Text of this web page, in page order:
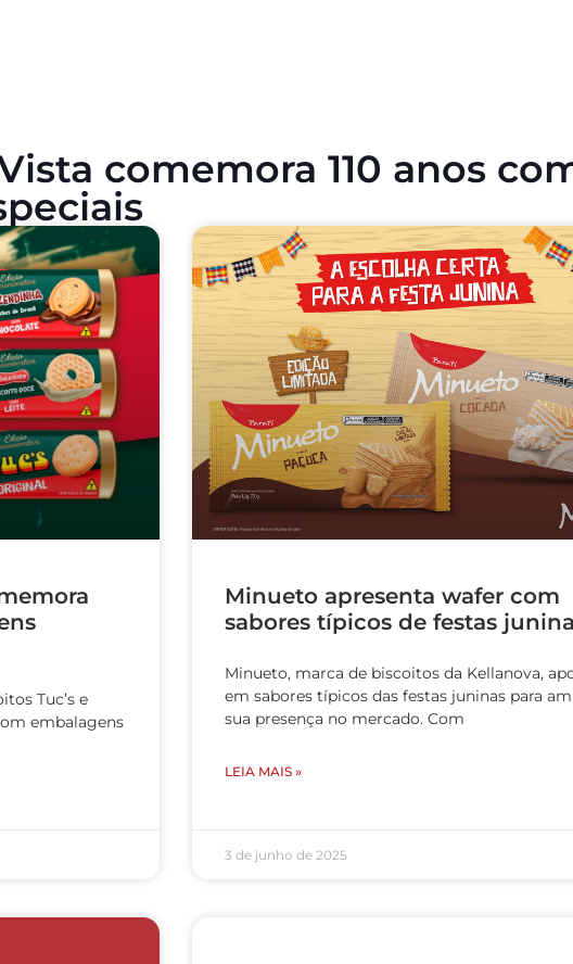
comemora 110 anos
Tuc’s e
embalagens
Minueto apresenta wafer com
sabores típicos de festas
Minueto, marca de biscoitos da Kellanova,
em sabores típicos das festas juninas para
sua presença no mercado. Com
LEIA MAIS »
3 de junho de 2025